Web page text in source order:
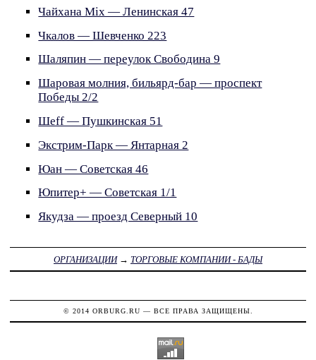
Чайхана Mix — Ленинская 47
Чкалов — Шевченко 223
Шаляпин — переулок Свободина 9
Шаровая молния, бильярд-бар — проспект
Победы 2/2
Шеff — Пушкинская 51
Экстрим-Парк — Янтарная 2
Юан — Советская 46
Юпитер+ — Советская 1/1
Якудза — проезд Северный 10
ОРГАНИЗАЦИИ→ ТОРГОВЫЕ КОМПАНИИ - БАДЫ
© 2014 ORBURG.RU — ВСЕ ПРАВА ЗАЩИЩЕНЫ.